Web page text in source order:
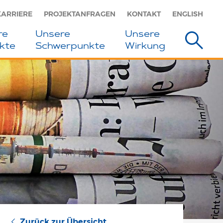
PROJEKTANFRAGEN KONTAKT ENGLISH
Unsere
Schwerpunkte
Unsere
Wirkung